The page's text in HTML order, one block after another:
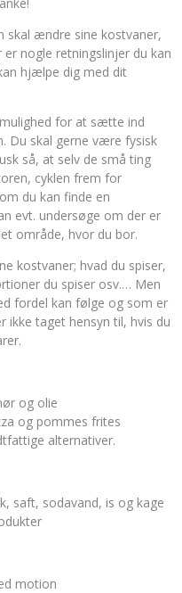
ændre sine kostvaner,
nogle retningslinjer du kan
hjælpe dig med dit
for at sætte ind
Du skal gerne være fysisk
så, at selv de små ting
cyklen frem for
du kan finde en
evt. undersøge om der er
område, hvor du bor.
kostvaner; hvad du spiser,
du spiser osv.… Men
fordel kan følge og som er
ikke taget hensyn til, hvis du
og olie
og pommes frites
alternativer.
saft, sodavand, is og kage
motion